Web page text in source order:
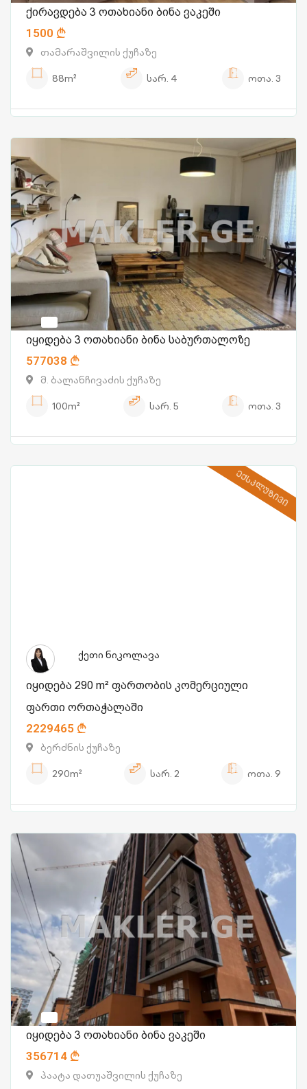
ქირავდება 3 ოთახიანი ბინა ვაკეში
1500
თამარაშვილის ქუჩაზე
88m²
სარ. 4 ოთა. 3
იყიდება 3 ოთახიანი ბინა საბურთალოზე
577038
მ. ბალანჩივაძის ქუჩაზე
100m²
სარ. 5 ოთა. 3
ᲔᲥᲡᲙᲚᲣᲖᲘᲕᲘ
ქეთი ნიკოლავა
იყიდება 290 m² ფართობის კომერციული
ფართი ორთაჭალაში
2229465
ბერძნის ქუჩაზე
290m²
სარ. 2 ოთა. 9
იყიდება 3 ოთახიანი ბინა ვაკეში
356714
პაატა დათუაშვილის ქუჩაზე